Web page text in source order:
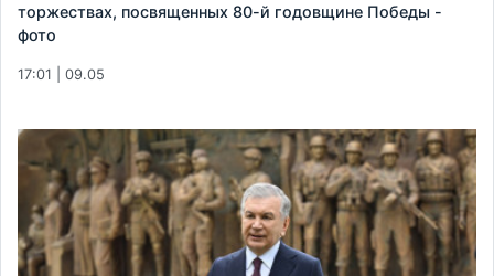
торжествах, посвященных 80-й годовщине Победы -
фото
17:01 | 09.05